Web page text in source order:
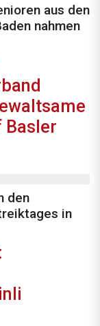
aus den
nahmen
Basler
den
in